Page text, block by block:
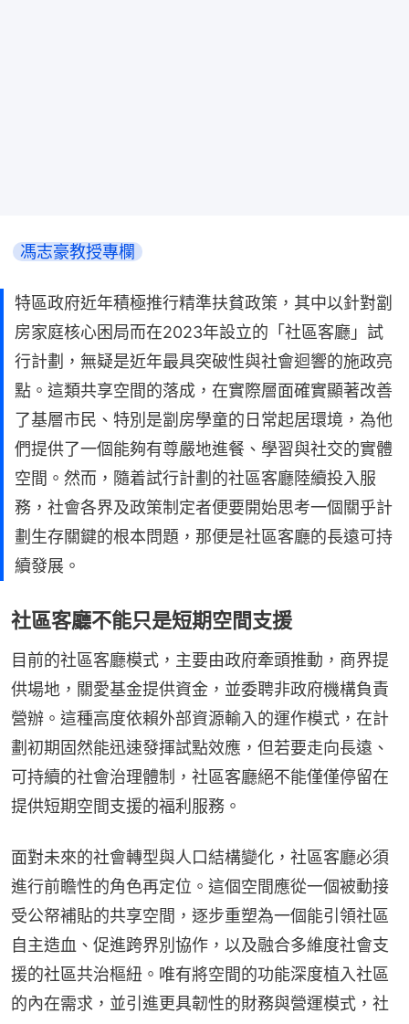
馮志豪教授專欄
特區政府近年積極推行精準扶貧政策，其中以針對劏
房家庭核心困局而在2023年設立的「社區客廳」試
行計劃，無疑是近年最具突破性與社會迴響的施政亮
點。這類共享空間的落成，在實際層面確實顯著改善
了基層市民、特別是劏房學童的日常起居環境，為他
們提供了一個能夠有尊嚴地進餐、學習與社交的實體
空間。然而，隨着試行計劃的社區客廳陸續投入服
務，社會各界及政策制定者便要開始思考一個關乎計
劃生存關鍵的根本問題，那便是社區客廳的長遠可持
續發展。
社區客廳不能只是短期空間支援
目前的社區客廳模式，主要由政府牽頭推動，商界提
供場地，關愛基金提供資金，並委聘非政府機構負責
營辦。這種高度依賴外部資源輸入的運作模式，在計
劃初期固然能迅速發揮試點效應，但若要走向長遠、
可持續的社會治理體制，社區客廳絕不能僅僅停留在
提供短期空間支援的福利服務。
面對未來的社會轉型與人口結構變化，社區客廳必須
進行前瞻性的角色再定位。這個空間應從一個被動接
受公帑補貼的共享空間，逐步重塑為一個能引領社區
自主造血、促進跨界別協作，以及融合多維度社會支
援的社區共治樞紐。唯有將空間的功能深度植入社區
的內在需求，並引進更具韌性的財務與營運模式，社